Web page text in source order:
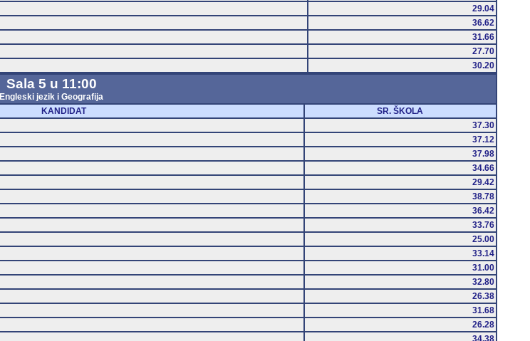
29.04
36.62
31.66
27.70
30.20
Sala 5 u 11:00
Engleski jezik i Geografija
KANDIDAT
SR. ŠKOLA
37.30
37.12
37.98
34.66
29.42
38.78
36.42
33.76
25.00
33.14
31.00
32.80
26.38
31.68
26.28
34.38